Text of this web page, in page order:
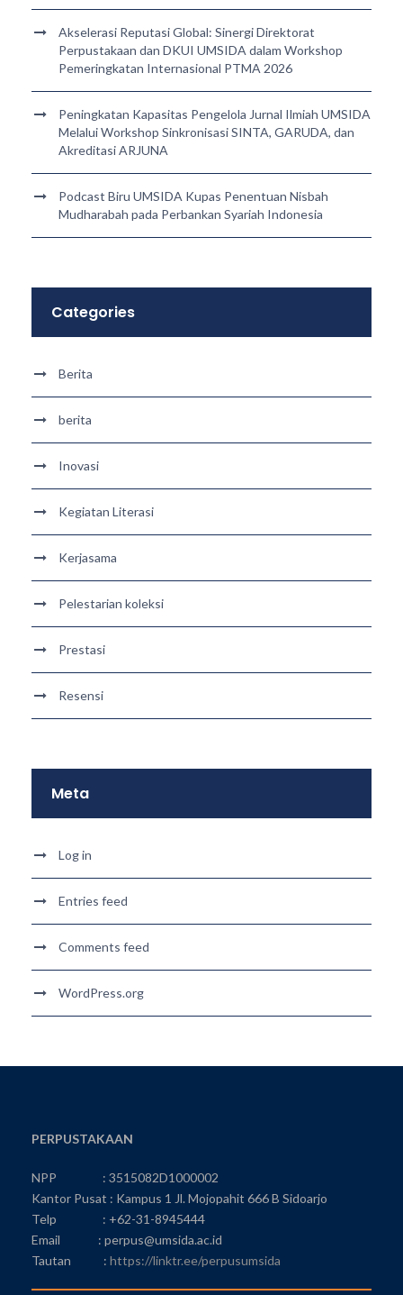
Akselerasi Reputasi Global: Sinergi Direktorat
Perpustakaan dan DKUI UMSIDA dalam Workshop
Pemeringkatan Internasional PTMA 2026
Peningkatan Kapasitas Pengelola Jurnal Ilmiah UMSIDA
Melalui Workshop Sinkronisasi SINTA, GARUDA, dan
Akreditasi ARJUNA
Podcast Biru UMSIDA Kupas Penentuan Nisbah
Mudharabah pada Perbankan Syariah Indonesia
Categories
Berita
berita
Inovasi
Kegiatan Literasi
Kerjasama
Pelestarian koleksi
Prestasi
Resensi
Meta
Log in
Entries feed
Comments feed
WordPress.org
PERPUSTAKAAN
NPP : 3515082D1000002
Kantor Pusat : Kampus 1 Jl. Mojopahit 666 B Sidoarjo
Telp : +62-31-8945444
Email : perpus@umsida.ac.id
Tautan : https://linktr.ee/perpusumsida